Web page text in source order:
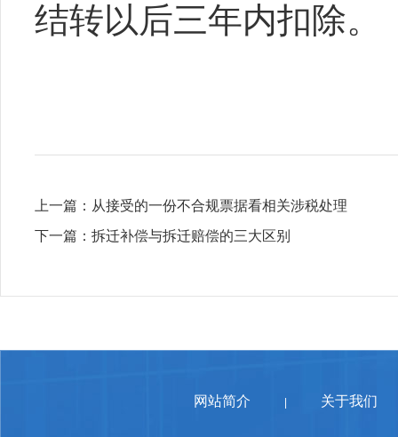
结转以后三年内扣除。
上一篇： 从接受的一份不合规票据看相关涉税处理
下一篇： 拆迁补偿与拆迁赔偿的三大区别
网站简介 关于我们